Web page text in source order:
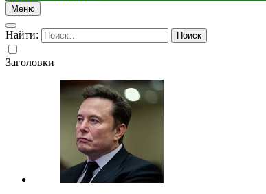
Меню
Найти:
Заголовки